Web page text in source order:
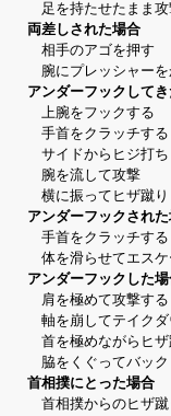
足を持たせたまま攻
両差しされた場合
相手のアゴを押す
腕にプレッシャーを
アンダーフックして
上腕をフックする
手首をクラッチする
サイドからヒジ打ち
腕を流して攻撃
横に振ってヒザ蹴り
アンダーフックされ
手首をクラッチする
体を滑らせてエスケ
アンダーフックした
肩を極めて攻撃する
軸を崩してテイクダ
首を極めながらヒザ
脇をくぐってバック
首相撲にとった場合
首相撲からのヒザ蹴